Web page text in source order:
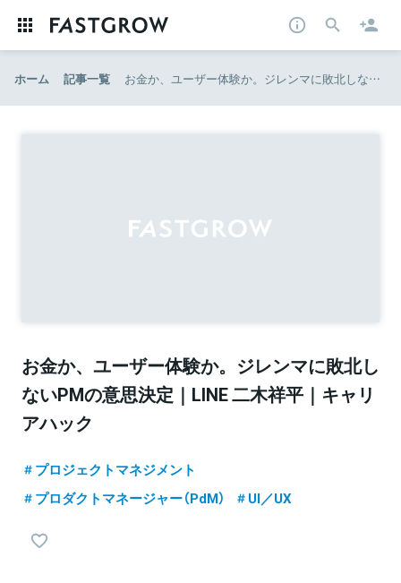
ホーム 記事一覧 お金か、ユーザー体験か。ジレンマに敗北しないPMの意思決定｜LINE 二木祥平｜キャリアハック
お金か、ユーザー体験か。ジレンマに敗北し
ないPMの意思決定｜LINE 二木祥平｜キャリ
アハック
プロジェクトマネジメント
プロダクトマネージャー（PdM）
UI／UX